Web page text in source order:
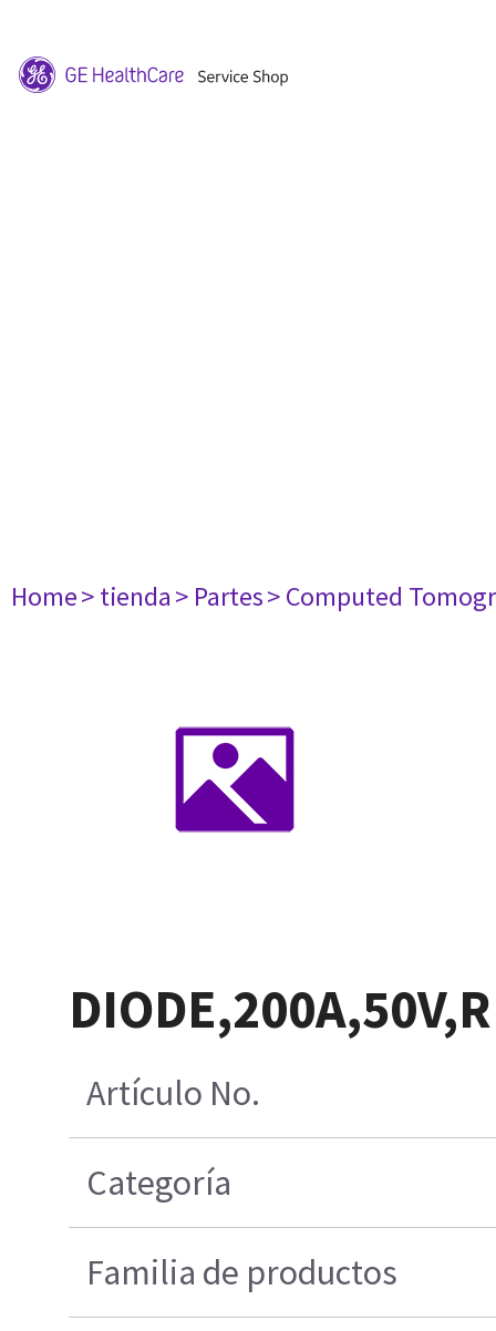
Home> tienda> Partes> Computed
Artículo No.
Categoría
Familia de productos